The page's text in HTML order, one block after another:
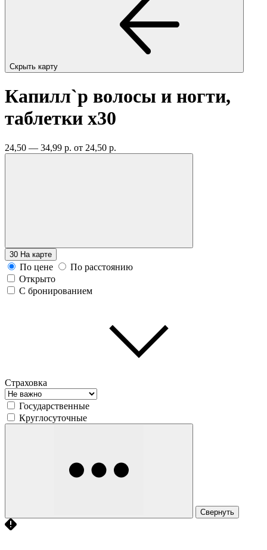
Скрыть карту
Капилл`р волосы и ногти,
таблетки x30
24,50 — 34,99 р. от 24,50 р.
30 На карте
По цене
По расстоянию
Открыто
С бронированием
Страховка
Государственные
Круглосуточные
Свернуть